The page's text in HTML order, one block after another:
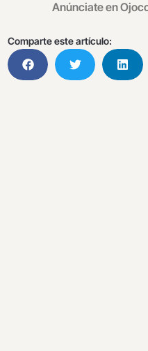
Anúnciate en
Comparte este artículo: